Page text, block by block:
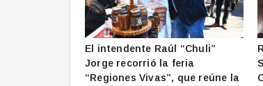
El intendente Raúl “Chuli”
Jorge recorrió la feria
“Regiones Vivas”, que reúne la